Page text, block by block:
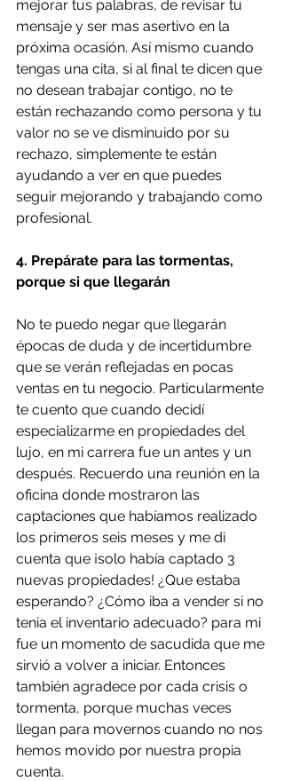
mejorar tus palabras, de revisar tu
mensaje y ser mas asertivo en la
próxima ocasión. Así mismo cuando
tengas una cita, si al final te dicen que
no desean trabajar contigo, no te
están rechazando como persona y tu
valor no se ve disminuido por su
rechazo, simplemente te están
ayudando a ver en que puedes
seguir mejorando y trabajando como
profesional.
4. Prepárate para las tormentas,
porque si que llegarán
No te puedo negar que llegarán
épocas de duda y de incertidumbre
que se verán reflejadas en pocas
ventas en tu negocio. Particularmente
te cuento que cuando decidí
especializarme en propiedades del
lujo, en mi carrera fue un antes y un
después. Recuerdo una reunión en la
oficina donde mostraron las
captaciones que habíamos realizado
los primeros seis meses y me di
cuenta que ¡solo había captado 3
nuevas propiedades! ¿Que estaba
esperando? ¿Cómo iba a vender si no
tenia el inventario adecuado? para mi
fue un momento de sacudida que me
sirvió a volver a iniciar. Entonces
también agradece por cada crisis o
tormenta, porque muchas veces
llegan para movernos cuando no nos
hemos movido por nuestra propia
cuenta.